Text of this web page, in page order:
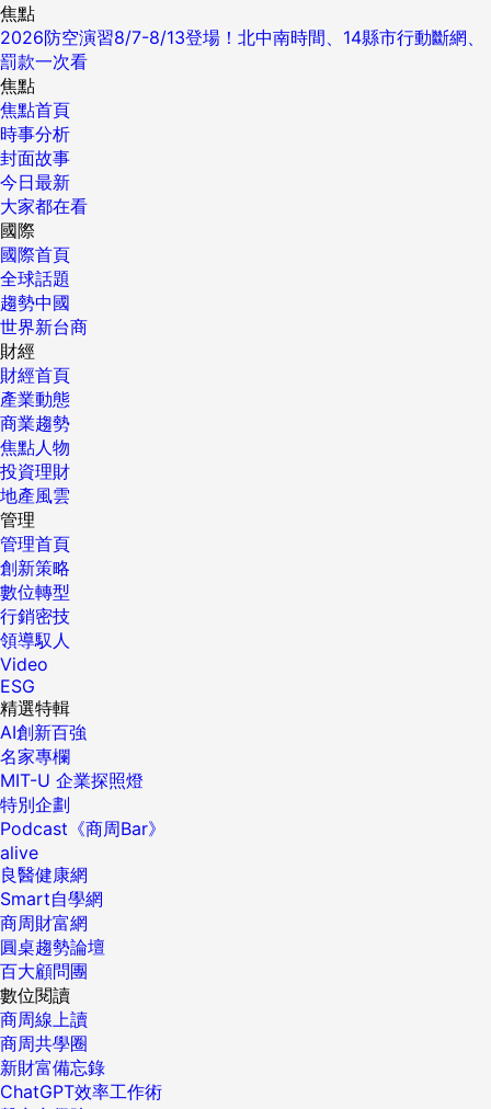
焦點
2026防空演習8/7-8/13登場！北中南時間、14縣市行動斷網、
罰款一次看
焦點
焦點首頁
時事分析
封面故事
今日最新
大家都在看
國際
國際首頁
全球話題
趨勢中國
世界新台商
財經
財經首頁
產業動態
商業趨勢
焦點人物
投資理財
地產風雲
管理
管理首頁
創新策略
數位轉型
行銷密技
領導馭人
Video
ESG
精選特輯
AI創新百強
名家專欄
MIT-U 企業探照燈
特別企劃
Podcast《商周Bar》
alive
良醫健康網
Smart自學網
商周財富網
圓桌趨勢論壇
百大顧問團
數位閱讀
商周線上讀
商周共學圈
新財富備忘錄
ChatGPT效率工作術